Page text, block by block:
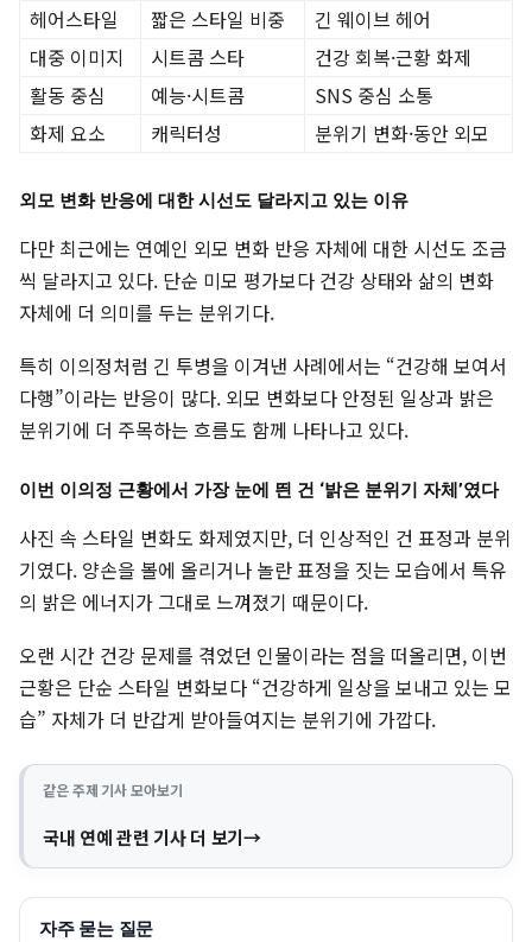
헤어스타일
짧은 스타일 비중
긴 웨이브 헤어
대중 이미지
시트콤 스타
건강 회복·근황 화제
활동 중심
예능·시트콤
SNS 중심 소통
화제 요소
캐릭터성 분위기 변화·동안 외모
외모 변화 반응에 대한 시선도 달라지고 있는 이유
다만 최근에는 연예인 외모 변화 반응 자체에 대한 시선도 조금
씩 달라지고 있다. 단순 미모 평가보다 건강 상태와 삶의 변화
자체에 더 의미를 두는 분위기다.
특히 이의정처럼 긴 투병을 이겨낸 사례에서는 “건강해 보여서
다행”이라는 반응이 많다. 외모 변화보다 안정된 일상과 밝은
분위기에 더 주목하는 흐름도 함께 나타나고 있다.
이번 이의정 근황에서 가장 눈에 띈 건 ‘밝은 분위기 자체’였다
사진 속 스타일 변화도 화제였지만, 더 인상적인 건 표정과 분위
기였다. 양손을 볼에 올리거나 놀란 표정을 짓는 모습에서 특유
의 밝은 에너지가 그대로 느껴졌기 때문이다.
오랜 시간 건강 문제를 겪었던 인물이라는 점을 떠올리면, 이번
근황은 단순 스타일 변화보다 “건강하게 일상을 보내고 있는 모
습” 자체가 더 반갑게 받아들여지는 분위기에 가깝다.
같은 주제 기사 모아보기
국내 연예 관련 기사 더 보기
자주 묻는 질문